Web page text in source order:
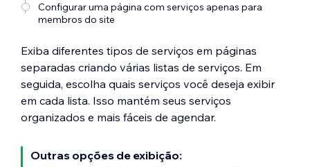
Configurar uma página com serviços apenas para
membros do site
Exiba diferentes tipos de serviços em páginas
separadas criando várias listas de serviços. Em
seguida, escolha quais serviços você deseja exibir
em cada lista. Isso mantém seus serviços
organizados e mais fáceis de agendar.
Outras opções de exibição: